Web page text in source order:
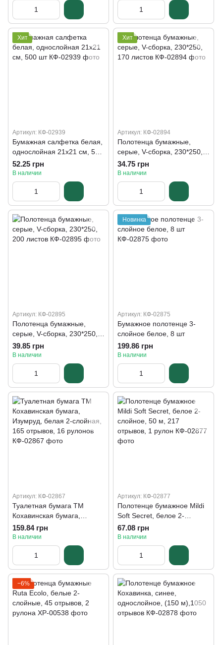
Хит
Артикул: КФ-02939
Бумажная салфетка белая,
однослойная 21х21 см, 500
шт
52.25 грн
В наличии
Хит
Артикул: КФ-02894
Полотенца бумажные,
серые, V-сборка, 230*250,
170 листов
34.75 грн
В наличии
Артикул: КФ-02895
Полотенца бумажные,
серые, V-сборка, 230*250,
200 листов
39.85 грн
В наличии
Новинка
Артикул: КФ-02875
Бумажное полотенце 3-
слойное белое, 8 шт
199.86 грн
В наличии
Артикул: КФ-02867
Туалетная бумага ТМ
Кохавинская бумага,
Изумруд, белая 2-слойная,
165 отрывов, 16 рулонов
159.84 грн
В наличии
Артикул: КФ-02877
Полотенце бумажное Mildi
Soft Secret, белое 2-
слойное, 50 м, 217
отрывов, 1 рулон
67.08 грн
В наличии
−6%